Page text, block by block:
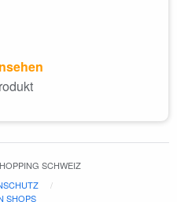
SCHWEIZ
SHOPS